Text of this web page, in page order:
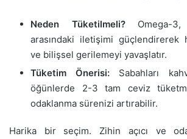
Neden Tüketilmeli?Omega-3,
arasındaki iletişimi güçlendirerek
ve bilişsel gerilemeyi yavaşlatır.
Tüketim Önerisi: Sabahları
öğünlerde 2-3 tam ceviz
odaklanma sürenizi artırabilir.
Harika bir seçim. Zihin açıcı ve